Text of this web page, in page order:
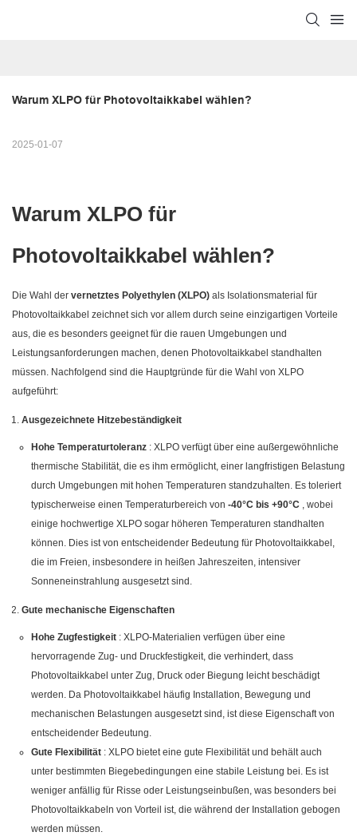
Warum XLPO für Photovoltaikkabel wählen?
2025-01-07
Warum XLPO für
Photovoltaikkabel wählen?
Die Wahl der vernetztes Polyethylen (XLPO) als Isolationsmaterial für
Photovoltaikkabel zeichnet sich vor allem durch seine einzigartigen Vorteile
aus, die es besonders geeignet für die rauen Umgebungen und
Leistungsanforderungen machen, denen Photovoltaikkabel standhalten
müssen. Nachfolgend sind die Hauptgründe für die Wahl von XLPO
aufgeführt:
Ausgezeichnete Hitzebeständigkeit
Hohe Temperaturtoleranz : XLPO verfügt über eine außergewöhnliche
thermische Stabilität, die es ihm ermöglicht, einer langfristigen Belastung
durch Umgebungen mit hohen Temperaturen standzuhalten. Es toleriert
typischerweise einen Temperaturbereich von -40°C bis +90°C , wobei
einige hochwertige XLPO sogar höheren Temperaturen standhalten
können. Dies ist von entscheidender Bedeutung für Photovoltaikkabel,
die im Freien, insbesondere in heißen Jahreszeiten, intensiver
Sonneneinstrahlung ausgesetzt sind.
Gute mechanische Eigenschaften
Hohe Zugfestigkeit : XLPO-Materialien verfügen über eine
hervorragende Zug- und Druckfestigkeit, die verhindert, dass
Photovoltaikkabel unter Zug, Druck oder Biegung leicht beschädigt
werden. Da Photovoltaikkabel häufig Installation, Bewegung und
mechanischen Belastungen ausgesetzt sind, ist diese Eigenschaft von
entscheidender Bedeutung.
Gute Flexibilität : XLPO bietet eine gute Flexibilität und behält auch
unter bestimmten Biegebedingungen eine stabile Leistung bei. Es ist
weniger anfällig für Risse oder Leistungseinbußen, was besonders bei
Photovoltaikkabeln von Vorteil ist, die während der Installation gebogen
werden müssen.